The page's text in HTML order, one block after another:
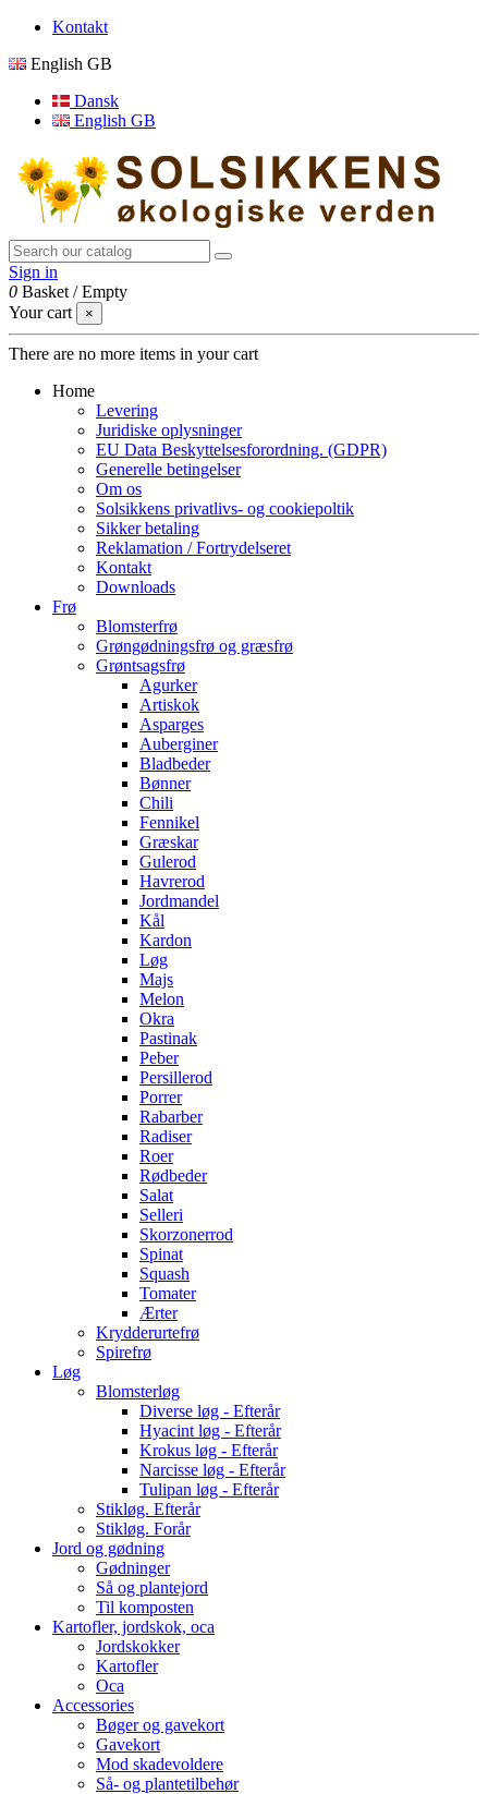
Kontakt
English GB
Dansk
English GB
Sign in
0 Basket /Empty
Your cart
×
There are no more items in your cart
Home
Levering
Juridiske oplysninger
EU Data Beskyttelsesforordning. (GDPR)
Generelle betingelser
Om os
Solsikkens privatlivs- og cookiepoltik
Sikker betaling
Reklamation / Fortrydelseret
Kontakt
Downloads
Frø
Blomsterfrø
Grøngødningsfrø og græsfrø
Grøntsagsfrø
Agurker
Artiskok
Asparges
Auberginer
Bladbeder
Bønner
Chili
Fennikel
Græskar
Gulerod
Havrerod
Jordmandel
Kål
Kardon
Løg
Majs
Melon
Okra
Pastinak
Peber
Persillerod
Porrer
Rabarber
Radiser
Roer
Rødbeder
Salat
Selleri
Skorzonerrod
Spinat
Squash
Tomater
Ærter
Krydderurtefrø
Spirefrø
Løg
Blomsterløg
Diverse løg - Efterår
Hyacint løg - Efterår
Krokus løg - Efterår
Narcisse løg - Efterår
Tulipan løg - Efterår
Stikløg. Efterår
Stikløg. Forår
Jord og gødning
Gødninger
Så og plantejord
Til komposten
Kartofler, jordskok, oca
Jordskokker
Kartofler
Oca
Accessories
Bøger og gavekort
Gavekort
Mod skadevoldere
Så- og plantetilbehør